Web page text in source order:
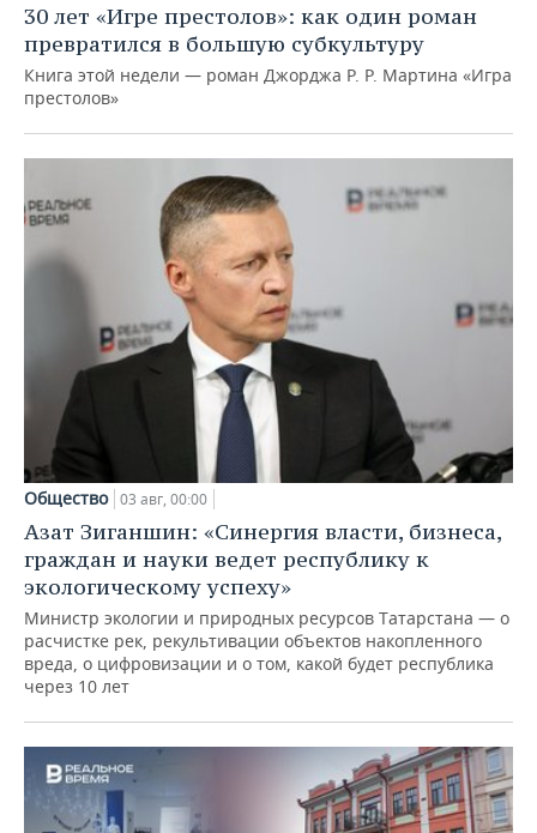
30 лет «Игре престолов»: как один роман
превратился в большую субкультуру
Книга этой недели — роман Джорджа Р. Р. Мартина «Игра
престолов»
Общество 03 авг, 00:00
Азат Зиганшин: «Синергия власти, бизнеса,
граждан и науки ведет республику к
экологическому успеху»
Министр экологии и природных ресурсов Татарстана — о
расчистке рек, рекультивации объектов накопленного
вреда, о цифровизации и о том, какой будет республика
через 10 лет